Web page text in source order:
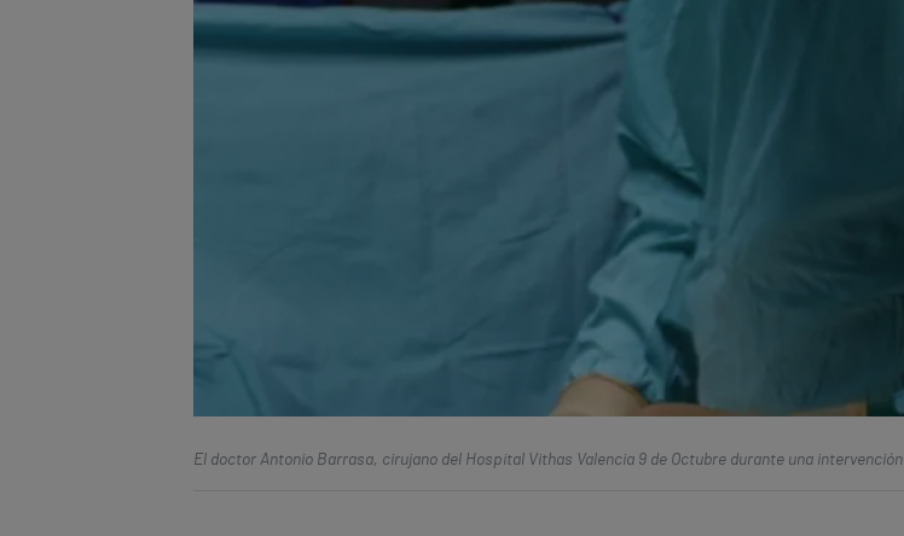
El doctor Antonio Barrasa, cirujano del Hospital Vithas Valencia 9 de Octubre durante una intervención